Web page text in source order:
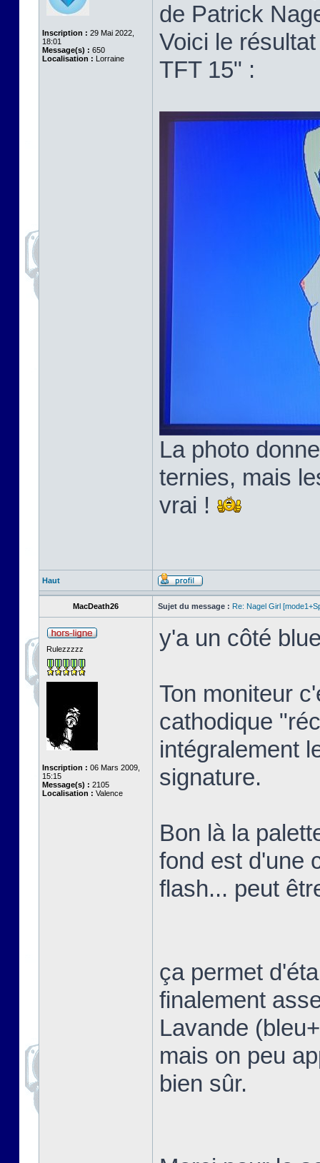
Inscription : 29 Mai 2022,
18:01
Message(s) : 650
Localisation : Lorraine
de Patrick
Voici le
TFT 15" :
La photo
ternies, mais
vrai !
Haut
MacDeath26 Sujet du message : Re: Nagel Girl
Rulezzzzz
Inscription : 06 Mars 2009,
15:15
Message(s) : 2105
Localisation : Valence
y'a un côté
Ton moniteur
cathodique
intégralement
signature.
Bon là la
fond est d'une
flash... peut
ça permet
finalement
Lavande
mais on peu
bien sûr.